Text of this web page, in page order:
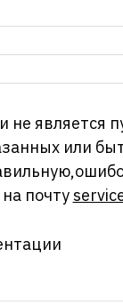
является
или
почту